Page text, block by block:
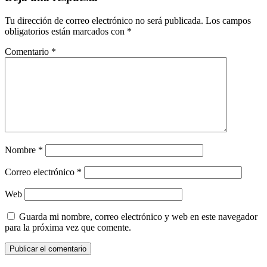
Tu dirección de correo electrónico no será publicada. Los campos
obligatorios están marcados con *
Comentario *
Nombre *
Correo electrónico *
Web
Guarda mi nombre, correo electrónico y web en este navegador
para la próxima vez que comente.